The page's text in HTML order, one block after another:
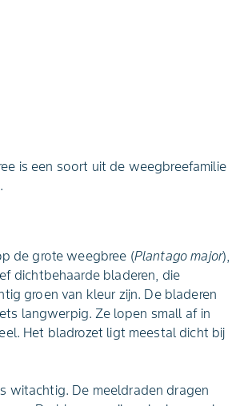
is een soort uit de weegbreefamilie
de grote weegbree (Plantago major),
dichtbehaarde bladeren, die
groen van kleur zijn. De bladeren
langwerpig. Ze lopen small af in
Het bladrozet ligt meestal dicht bij
witachtig. De meeldraden dragen